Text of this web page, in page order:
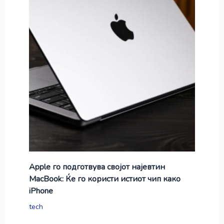
Apple го подготвува својот најевтин
MacBook: Ќе го користи истиот чип како
iPhone
tech